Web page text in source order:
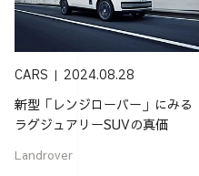
CARS 2024.08.28
新型「レンジローバー」にみる
ラグジュアリーSUVの真価
Landrover